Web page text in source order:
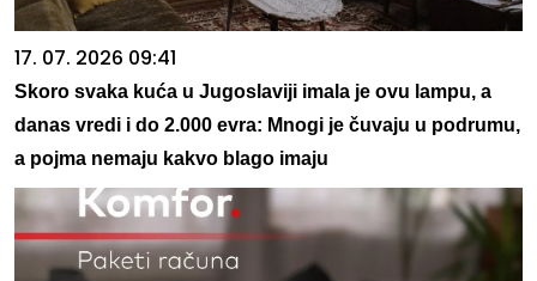
17. 07. 2026 09:41
Skoro svaka kuća u Jugoslaviji imala je ovu lampu, a
danas vredi i do 2.000 evra: Mnogi je čuvaju u podrumu,
a pojma nemaju kakvo blago imaju